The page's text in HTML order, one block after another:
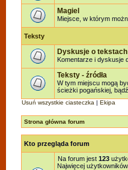
Magiel
Miejsce, w którym
Teksty
Dyskusje o tekstach
Komentarze i dyskusje
Teksty - źródła
W tym miejscu mogą
ścieżki pogańskiej,
Usuń wszystkie ciasteczka | Ekipa
Strona główna forum
Kto przegląda forum
Na forum jest 123
Najwięcej